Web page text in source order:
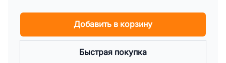
Добавить в корзину
Быстрая покупка